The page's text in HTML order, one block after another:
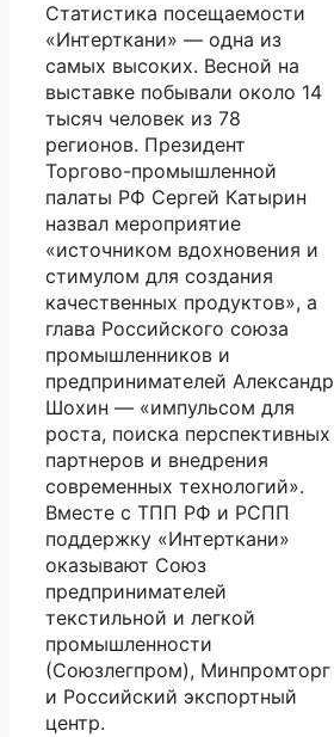
Статистика посещаемости
«Интерткани» — одна из
самых высоких. Весной на
выставке побывали около 14
тысяч человек из 78
регионов. Президент
Торгово-промышленной
палаты РФ Сергей Катырин
назвал мероприятие
«источником вдохновения и
стимулом для создания
качественных продуктов», а
глава Российского союза
промышленников и
предпринимателей Александр
Шохин — «импульсом для
роста, поиска перспективных
партнеров и внедрения
современных технологий».
Вместе с ТПП РФ и РСПП
поддержку «Интерткани»
оказывают Союз
предпринимателей
текстильной и легкой
промышленности
(Союзлегпром), Минпромторг
и Российский экспортный
центр.